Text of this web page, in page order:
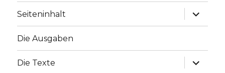
Seiteninhalt
Die Ausgaben
Die Texte